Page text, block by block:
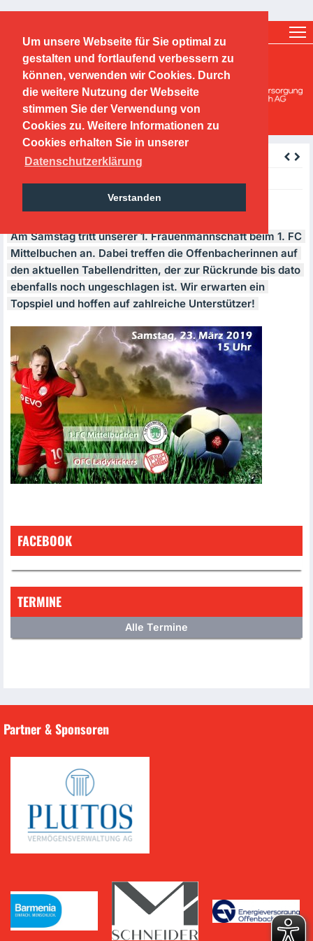
Um unsere Webseite für Sie optimal zu
gestalten und fortlaufend verbessern zu
können, verwenden wir Cookies. Durch
die weitere Nutzung der Webseite
stimmen Sie der Verwendung von
Cookies zu. Weitere Informationen zu
Cookies erhalten Sie in unserer
Datenschutzerklärung
Verstanden
O.F.C. Kickers 1901 e.V.
Mädchen-/ und
TOPSPIEL UNSERER FRAUEN 1
Am Samstag tritt unserer 1. Frauenmannschaft beim 1. FC
Mittelbuchen an. Dabei treffen die Offenbacherinnen auf
den aktuellen Tabellendritten, der zur Rückrunde bis dato
ebenfalls noch ungeschlagen ist. Wir erwarten ein
Topspiel und hoffen auf zahlreiche Unterstützer!
zurück
FACEBOOK
TERMINE
Alle Termine
Partner & Sponsoren